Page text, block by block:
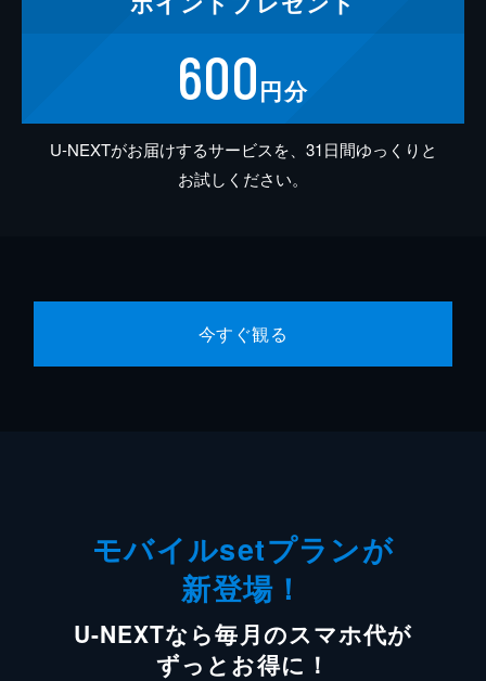
600円分
U-NEXTがお届けするサービスを、31日間ゆっくりと
お試しください。
今すぐ観る
モバイルsetプランが
新登場！
U-NEXTなら毎月のスマホ代が
ずっとお得に！